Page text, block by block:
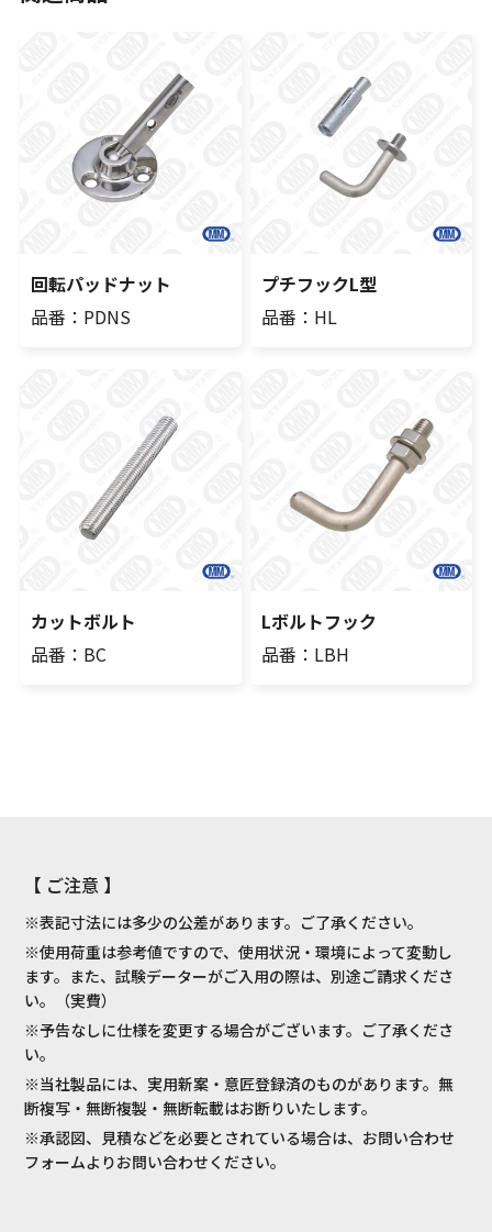
回転パッドナット
品番：PDNS
プチフックL型
品番：HL
カットボルト
品番：BC
Lボルトフック
品番：LBH
【 ご注意 】
※表記寸法には多少の公差があります。ご了承ください。
※使用荷重は参考値ですので、使用状況・環境によって変動し
ます。また、試験データーがご入用の際は、別途ご請求くださ
い。（実費）
※予告なしに仕様を変更する場合がございます。ご了承くださ
い。
※当社製品には、実用新案・意匠登録済のものがあります。無
断複写・無断複製・無断転載はお断りいたします。
※承認図、見積などを必要とされている場合は、お問い合わせ
フォームよりお問い合わせください。